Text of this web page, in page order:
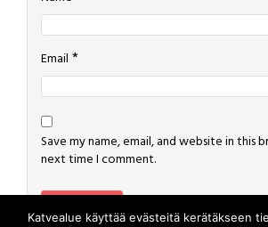
Email *
Save my name, email, and website in this
next time I comment.
Katvealue käyttää evästeitä kerätäkseen